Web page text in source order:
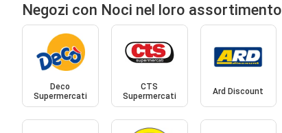
Negozi con Noci nel loro assortimento
Deco
Supermercati
CTS
Supermercati
Ard Discount